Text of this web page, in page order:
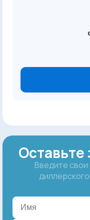
Оставьте
Введите свои